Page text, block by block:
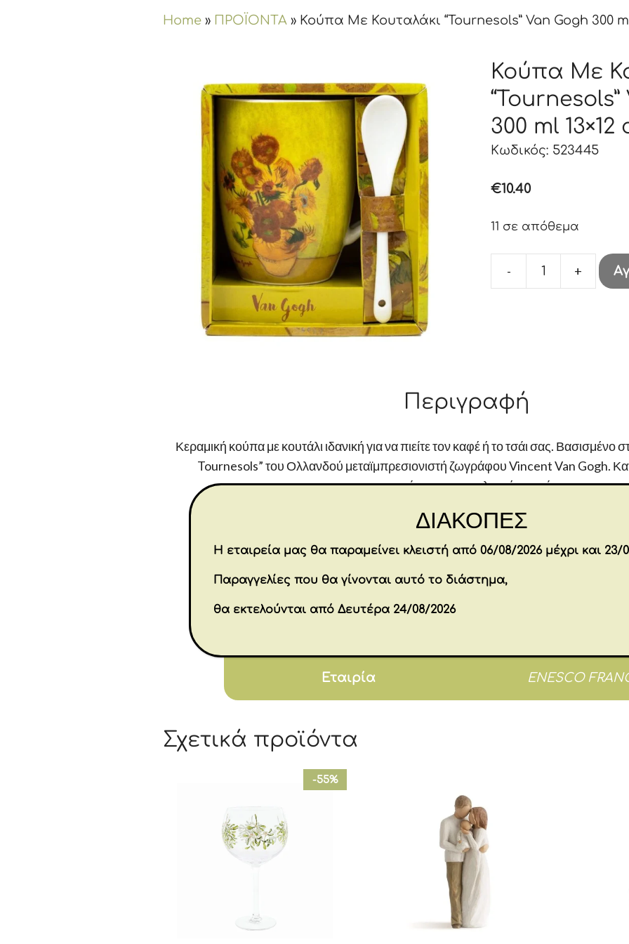
Home » ΠΡΟΪΟΝΤΑ » Κούπα Με Κουταλάκι “Tournesols” Van Gogh 300
Κούπα Με
300 ml 13×12
Κωδικός: 523445
€10.40
11 σε απόθεμα
-
300
+
Περιγραφή
Κεραμική κούπα με κουτάλι ιδανική για να πιείτε τον καφέ ή το τσάι σας. Βασισμένο
Tournesols” του Ολλανδού μεταϊμπρεσιονιστή ζωγράφου Vincent Van Gogh.
μικροκυμάτων και για πλυντήριο πιάτων.
Διαστάσεις: 10,5x8x8 εκ
Χωρητικότητα: 300 ml
Διαστάσεις
Εταιρία ENESCO
Σχετικά προϊόντα
-55%
ΔΙΑΚΟΠΕΣ
Η εταιρεία μας θα παραμείνει κλειστή από 06/08/2026 μέχρι και 23/
Παραγγελίες που θα γίνονται αυτό το διάστημα,
θα εκτελούνται από Δευτέρα 24/08/2026